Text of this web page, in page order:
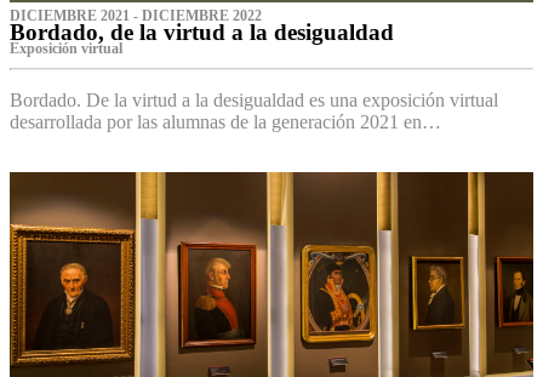
DICIEMBRE 2021 - DICIEMBRE 2022
Bordado, de la virtud a la desigualdad
Exposición virtual‌
Bordado. De la virtud a la desigualdad es una exposición virtual
desarrollada por las alumnas de la generación 2021 en…